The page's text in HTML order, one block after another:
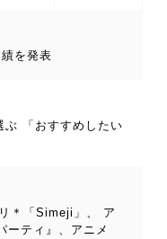
を発表
「おすすめしたい
＊「Simeji」、 ア
ーティ』、アニメ